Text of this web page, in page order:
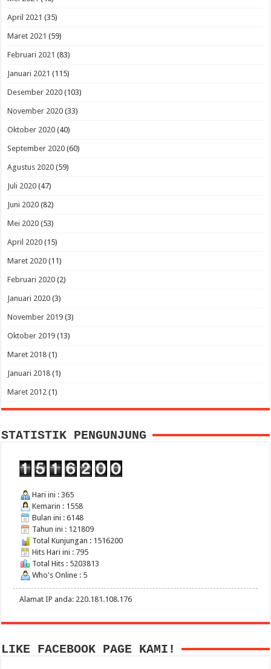
April 2021 (35)
Maret 2021 (59)
Februari 2021 (83)
Januari 2021 (115)
Desember 2020 (103)
November 2020 (33)
Oktober 2020 (40)
September 2020 (60)
Agustus 2020 (59)
Juli 2020 (47)
Juni 2020 (82)
Mei 2020 (53)
April 2020 (15)
Maret 2020 (11)
Februari 2020 (2)
Januari 2020 (3)
November 2019 (3)
Oktober 2019 (13)
Maret 2018 (1)
Januari 2018 (1)
Maret 2012 (1)
STATISTIK PENGUNJUNG
Hari ini : 365
Kemarin : 1558
Bulan ini : 6148
Tahun ini : 121809
Total Kunjungan : 1516200
Hits Hari ini : 795
Total Hits : 5203813
Who's Online : 5
Alamat IP anda: 220.181.108.176
LIKE FACEBOOK PAGE KAMI!